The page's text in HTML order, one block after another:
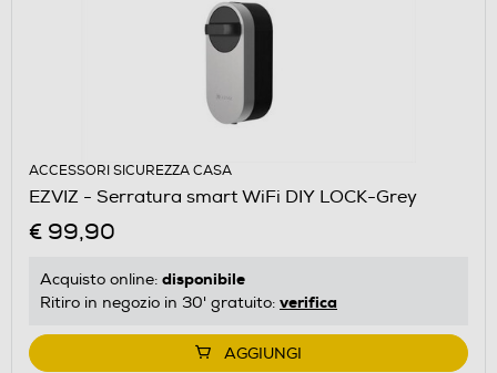
ACCESSORI SICUREZZA CASA
EZVIZ - Serratura smart WiFi DIY LOCK-Grey
€ 99,90
Acquisto online: disponibile
Ritiro in negozio in 30' gratuito: verifica
AGGIUNGI